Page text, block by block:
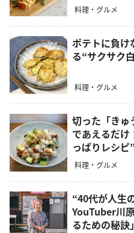
料理・グルメ
ポテトに負け
る“サクサク
料理・グルメ
切った「きゅ
であえるだけ
っぱりレシピ
料理・グルメ
“40代が人生
YouTuber川
るための秘訣」